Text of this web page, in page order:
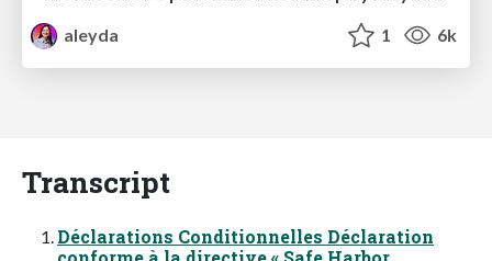
aleyda
1 6k
Transcript
Déclarations Conditionnelles Déclaration